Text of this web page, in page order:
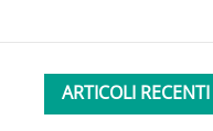
ARTICOLI RECENTI